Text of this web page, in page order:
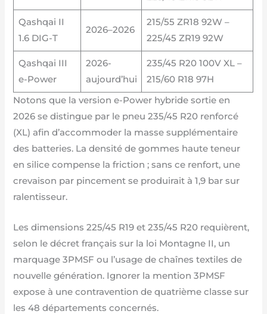
Qashqai II
1.6 DIG-T
2026–2026
215/55 ZR18 92W –
225/45 ZR19 92W
Qashqai III
e-Power
2026-
aujourd’hui
235/45 R20 100V XL –
215/60 R18 97H
Notons que la version e-Power hybride sortie en
2026 se distingue par le pneu 235/45 R20 renforcé
(XL) afin d’accommoder la masse supplémentaire
des batteries. La densité de gommes haute teneur
en silice compense la friction ; sans ce renfort, une
crevaison par pincement se produirait à 1,9 bar sur
ralentisseur.
Les dimensions 225/45 R19 et 235/45 R20 requièrent,
selon le décret français sur la loi Montagne II, un
marquage 3PMSF ou l’usage de chaînes textiles de
nouvelle génération. Ignorer la mention 3PMSF
expose à une contravention de quatrième classe sur
les 48 départements concernés.